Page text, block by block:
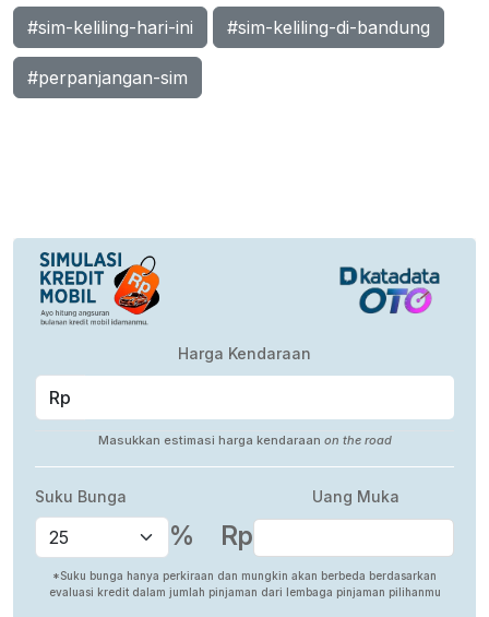
#sim-keliling-hari-ini #sim-keliling-di-bandung
#perpanjangan-sim